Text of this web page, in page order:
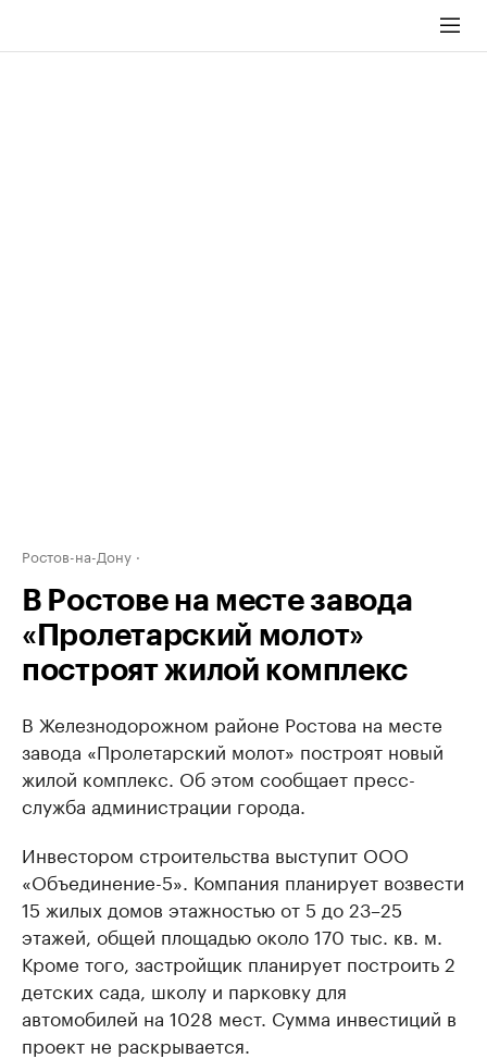
Ростов-на-Дону
В Ростове на месте завода
«Пролетарский молот»
построят жилой комплекс
В Железнодорожном районе Ростова на месте
завода «Пролетарский молот» построят новый
жилой комплекс. Об этом сообщает пресс-
служба администрации города.
Инвестором строительства выступит ООО
«Объединение-5». Компания планирует возвести
15 жилых домов этажностью от 5 до 23–25
этажей, общей площадью около 170 тыс. кв. м.
Кроме того, застройщик планирует построить 2
детских сада, школу и парковку для
автомобилей на 1028 мест. Сумма инвестиций в
проект не раскрывается.